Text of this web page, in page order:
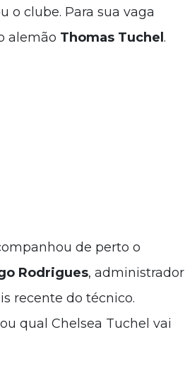
o clube. Para sua vaga
alemão Thomas Tuchel .
de perto o
Rodrigues, administrador
recente do técnico.
qual Chelsea Tuchel vai